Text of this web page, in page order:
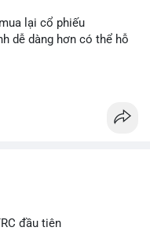
lại cổ phiếu
dễ dàng hơn có thể hỗ
đầu tiên